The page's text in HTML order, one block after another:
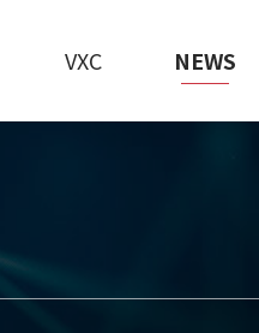
VXC NEWS